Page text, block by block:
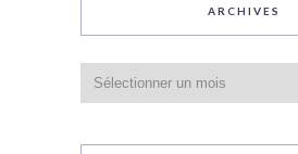
ARCHIVES